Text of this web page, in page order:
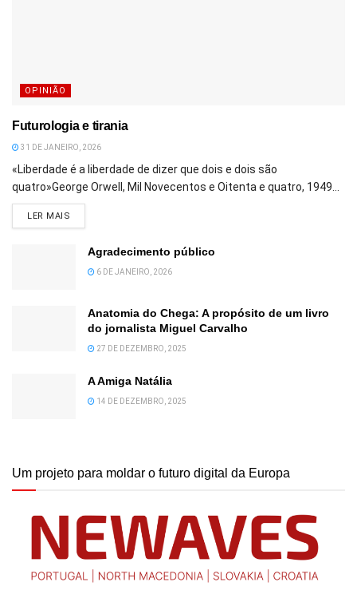
OPINIÃO
Futurologia e tirania
31 DE JANEIRO, 2026
«Liberdade é a liberdade de dizer que dois e dois são
quatro»George Orwell, Mil Novecentos e Oitenta e quatro, 1949...
LER MAIS
Agradecimento público
6 DE JANEIRO, 2026
Anatomia do Chega: A propósito de um livro
do jornalista Miguel Carvalho
27 DE DEZEMBRO, 2025
A Amiga Natália
14 DE DEZEMBRO, 2025
Um projeto para moldar o futuro digital da Europa